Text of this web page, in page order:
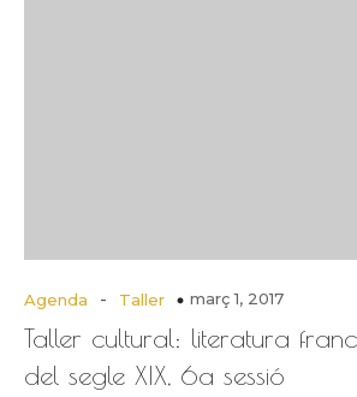
Agenda - Taller març 1, 2017
Taller cultural: literatura
del segle XIX, 6a sessió